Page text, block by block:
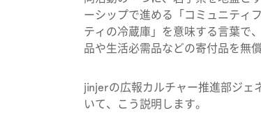
ーシップで進める「コミュニティ
ティの冷蔵庫」を意味する言葉で、
品や生活必需品などの寄付品を無
jinjerの広報カルチャー推進部ジェ
いて、こう説明します。